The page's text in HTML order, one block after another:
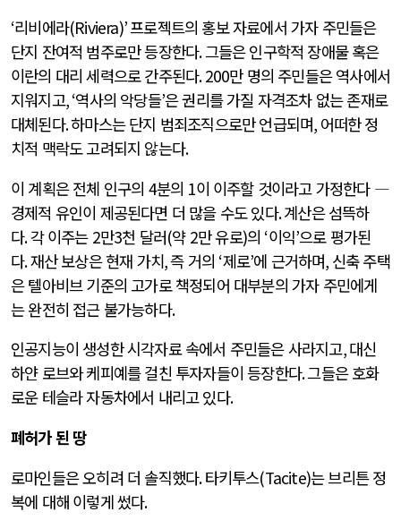
‘리비에라(Riviera)’프로젝트의 홍보 자료에서 가자 주민들은
단지 잔여적 범주로만 등장한다.그들은 인구학적 장애물 혹은
이란의 대리 세력으로 간주된다. 200만 명의 주민들은 역사에서
지워지고, ‘역사의 악당들’은 권리를 가질 자격조차 없는 존재로
대체된다.하마스는 단지 범죄조직으로만 언급되며, 어떠한 정
치적 맥락도 고려되지 않는다.
이 계획은 전체 인구의 4분의 1이 이주할 것이라고 가정한다 ―
경제적 유인이 제공된다면 더 많을 수도 있다.계산은 섬뜩하
다.각 이주는 2만3천 달러(약 2만 유로)의 ‘이익’으로 평가된
다.재산 보상은 현재 가치,즉 거의 ‘제로’에 근거하며, 신축 주택
은 텔아비브 기준의 고가로 책정되어 대부분의 가자 주민에게
는 완전히 접근 불가능하다.
인공지능이 생성한 시각자료 속에서 주민들은 사라지고,대신
하얀 로브와 케피예를 걸친 투자자들이 등장한다.그들은 호화
로운 테슬라 자동차에서 내리고 있다.
폐허가 된 땅
로마인들은 오히려 더 솔직했다.타키투스(Tacite)는 브리튼 정
복에 대해 이렇게 썼다.